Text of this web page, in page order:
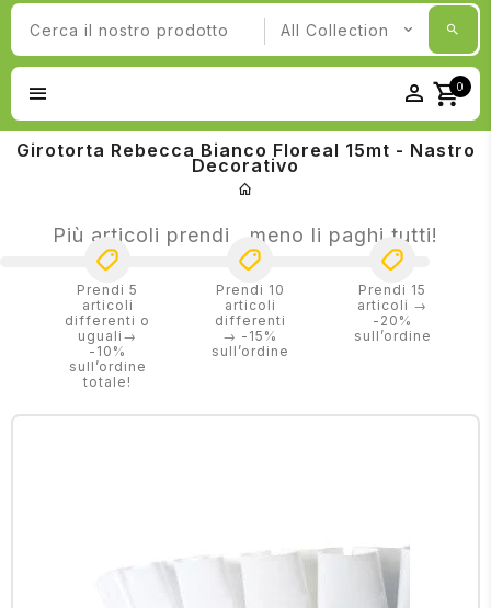
0
Girotorta Rebecca Bianco Floreal 15mt - Nastro
Decorativo
Più articoli prendi , meno li paghi tutti!
Prendi 5
articoli
differenti o
uguali→
-10%
sull’ordine
totale!
Prendi 10
articoli
differenti
→ -15%
sull’ordine
Prendi 15
articoli →
-20%
sull’ordine